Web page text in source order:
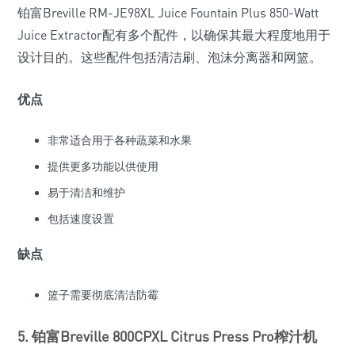
铂富Breville RM-JE98XL Juice Fountain Plus 850-Watt
Juice Extractor配有多个配件，以确保其最大程度地用于
设计目的。这些配件包括清洁刷、泡沫分离器和网篮。
优点
非常适合用于各种蔬菜和水果
提供更多功能以供使用
易于清洁和维护
包括速度设置
缺点
篮子需要彻底清洁防霉
5. 铂富Breville 800CPXL Citrus Press Pro榨汁机